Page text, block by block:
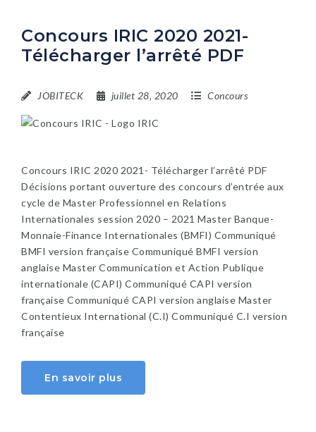
Concours IRIC 2020 2021-
Télécharger l’arrêté PDF
JOBITECK juillet 28, 2020 Concours
Concours IRIC 2020 2021- Télécharger l’arrêté PDF
Décisions portant ouverture des concours d’entrée aux
cycle de Master Professionnel en Relations
Internationales session 2020 – 2021 Master Banque-
Monnaie-Finance Internationales (BMFI) Communiqué
BMFI version française Communiqué BMFI version
anglaise Master Communication et Action Publique
internationale (CAPI) Communiqué CAPI version
française Communiqué CAPI version anglaise Master
Contentieux International (C.I) Communiqué C.I version
française
En savoir plus